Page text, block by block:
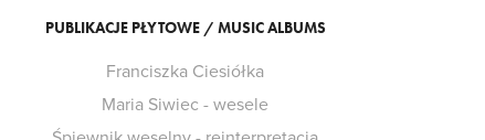
PUBLIKACJE PŁYTOWE / MUSIC ALBUMS
Franciszka Ciesiółka
Maria Siwiec - wesele